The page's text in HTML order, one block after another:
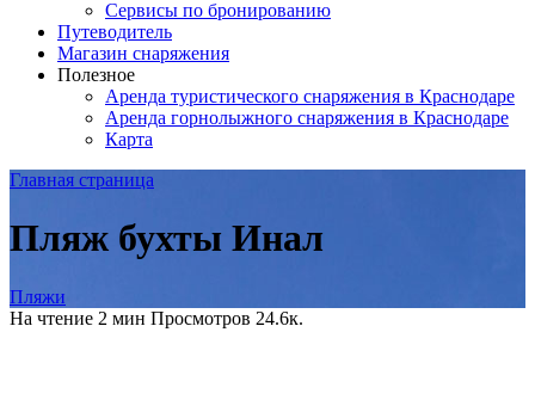
Сервисы по бронированию
Путеводитель
Магазин снаряжения
Полезное
Аренда туристического снаряжения в Краснодаре
Аренда горнолыжного снаряжения в Краснодаре
Карта
Главная страница
Пляж бухты Инал
Пляжи
На чтение 2 мин Просмотров 24.6к.